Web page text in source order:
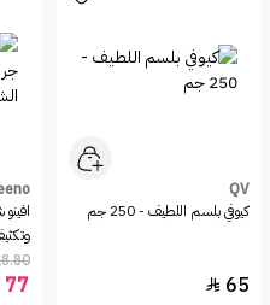
QV
كيوفي بلسم اللطيف - 250 جم
65

77